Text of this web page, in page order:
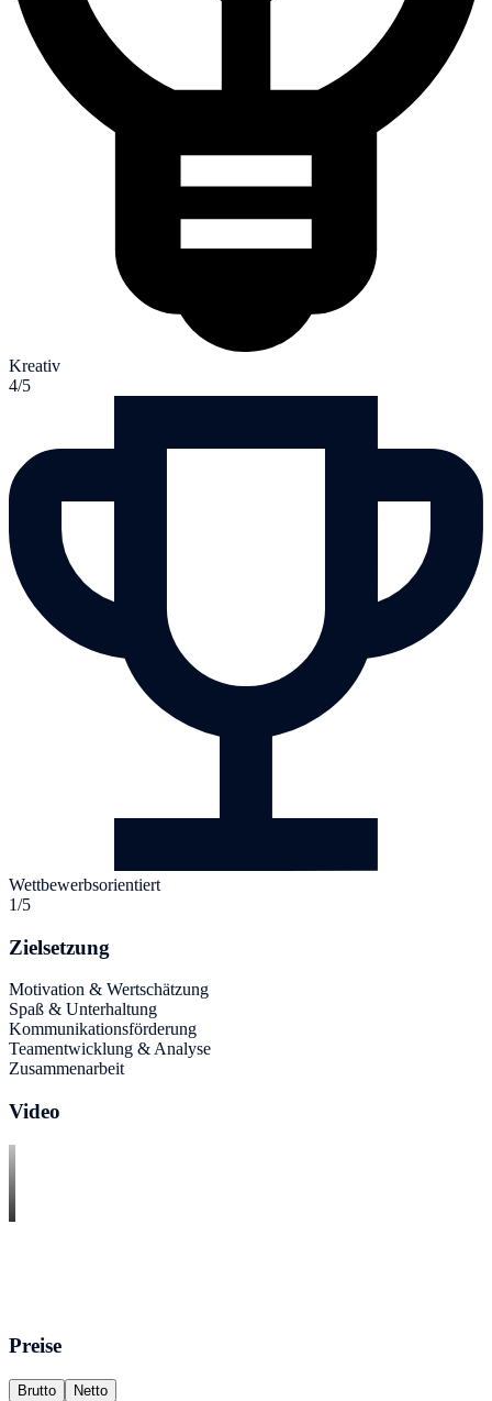
Kreativ
4/5
Wettbewerbsorientiert
1/5
Zielsetzung
Motivation & Wertschätzung
Spaß & Unterhaltung
Kommunikationsförderung
Teamentwicklung & Analyse
Zusammenarbeit
Video
Preise
Brutto Netto